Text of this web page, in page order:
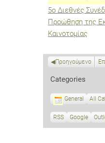
5ο Διεθνές
Προώθηση της
Καινοτομίας
Προηγούμενο
Categories
General All
RSS
S
Google
S